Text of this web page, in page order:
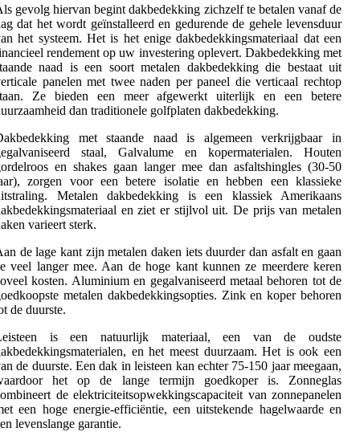
gevolg hiervan begint dakbedekking zichzelf te betalen vanaf de
dat het wordt geïnstalleerd en gedurende de gehele levensduur
het systeem. Het is het enige dakbedekkingsmateriaal dat een
rendement op uw investering oplevert. Dakbedekking met
naad is een soort metalen dakbedekking die bestaat uit
panelen met twee naden per paneel die verticaal rechtop
Ze bieden een meer afgewerkt uiterlijk en een betere
dan traditionele golfplaten dakbedekking.
met staande naad is algemeen verkrijgbaar in
staal, Galvalume en kopermaterialen. Houten
en shakes gaan langer mee dan asfaltshingles (30-50
zorgen voor een betere isolatie en hebben een klassieke
Metalen dakbedekking is een klassiek Amerikaans
en ziet er stijlvol uit. De prijs van metalen
varieert sterk.
de lage kant zijn metalen daken iets duurder dan asfalt en gaan
veel langer mee. Aan de hoge kant kunnen ze meerdere keren
kosten. Aluminium en gegalvaniseerd metaal behoren tot de
metalen dakbedekkingsopties. Zink en koper behoren
de duurste.
is een natuurlijk materiaal, een van de oudste
en het meest duurzaam. Het is ook een
de duurste. Een dak in leisteen kan echter 75-150 jaar meegaan,
het op de lange termijn goedkoper is. Zonneglas
de elektriciteitsopwekkingscapaciteit van zonnepanelen
een hoge energie-efficiëntie, een uitstekende hagelwaarde en
levenslange garantie.